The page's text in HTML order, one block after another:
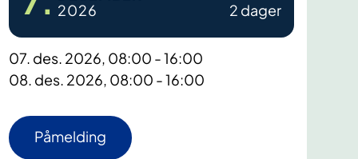
2026
2 dager
07. des. 2026, 08:00 - 16:00
08. des. 2026, 08:00 - 16:00
Påmelding